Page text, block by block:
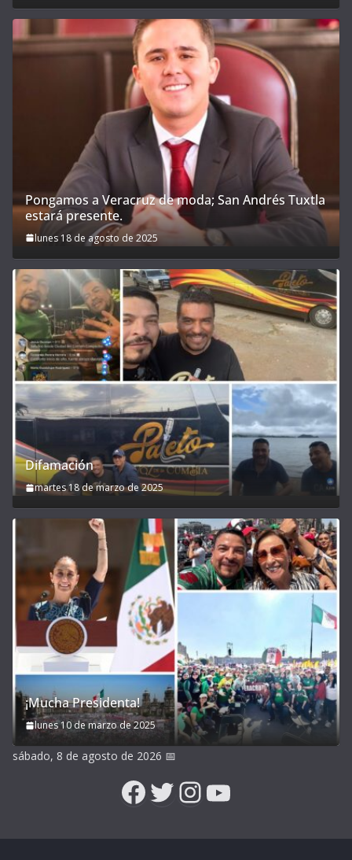
Pongamos a Veracruz de moda; San Andrés Tuxtla
estará presente.
lunes 18 de agosto de 2025
Difamación
martes 18 de marzo de 2025
¡Mucha Presidenta!
lunes 10 de marzo de 2025
sábado, 8 de agosto de 2026 📅
Facebook
Twitter
Instagram
YouTube